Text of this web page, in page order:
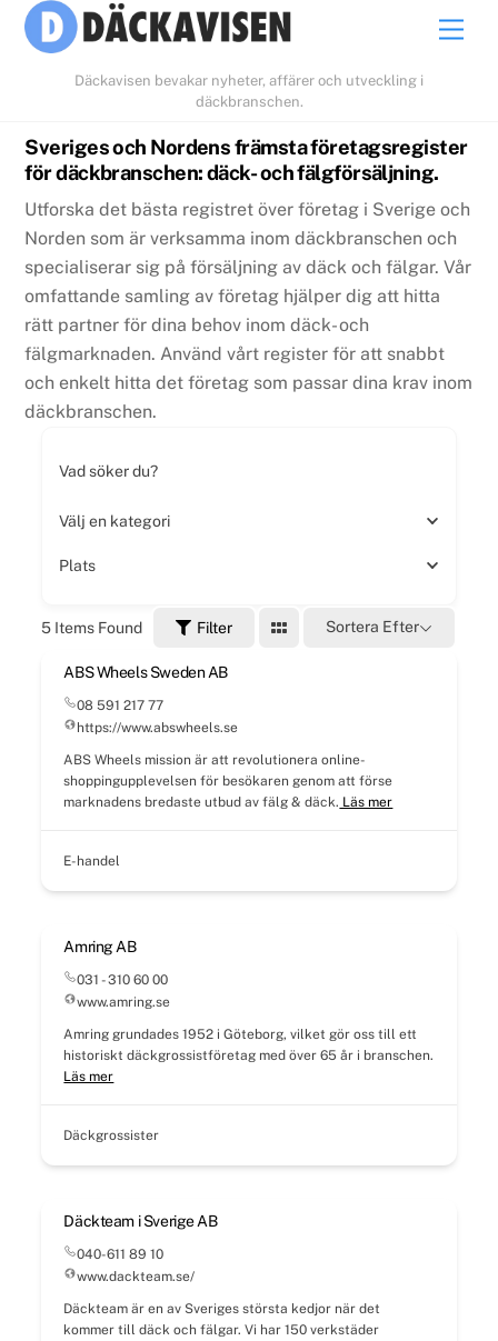
Skip
Däckavisen bevakar nyheter, affärer och utveckling i
däckbranschen.
Sveriges och Nordens främsta företagsregister
för däckbranschen: däck- och fälgförsäljning.
Utforska det bästa registret över företag i Sverige och
Norden som är verksamma inom däckbranschen och
specialiserar sig på försäljning av däck och fälgar. Vår
omfattande samling av företag hjälper dig att hitta
rätt partner för dina behov inom däck- och
fälgmarknaden. Använd vårt register för att snabbt
och enkelt hitta det företag som passar dina krav inom
däckbranschen.
Vad söker du?
Välj en kategori
Plats
5 Items Found Filter Sortera Efter
ABS Wheels Sweden AB
08 591 217 77
https://www.abswheels.se
ABS Wheels mission är att revolutionera online-
shoppingupplevelsen för besökaren genom att förse
marknadens bredaste utbud av fälg & däck. Läs mer
E-handel
Amring AB
031 - 310 60 00
www.amring.se
Amring grundades 1952 i Göteborg, vilket gör oss till ett
historiskt däckgrossistföretag med över 65 år i branschen.
Läs mer
Däckgrossister
Däckteam i Sverige AB
040-611 89 10
www.dackteam.se/
Däckteam är en av Sveriges största kedjor när det
kommer till däck och fälgar. Vi har 150 verkstäder